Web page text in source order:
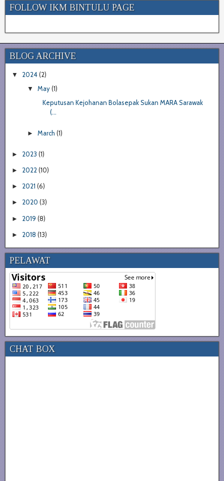
FOLLOW IKM BINTULU PAGE
BLOG ARCHIVE
▼ 2024(2)
▼ May (1)
Keputusan Kejohanan Bolasepak Sukan MARA Sarawak
(...
► March (1)
► 2023 (1)
► 2022 (10)
► 2021 (6)
► 2020 (3)
► 2019 (8)
► 2018 (13)
PELAWAT
CHAT BOX